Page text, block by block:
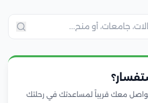
معك قريباً لمساعدتك في رحلتك